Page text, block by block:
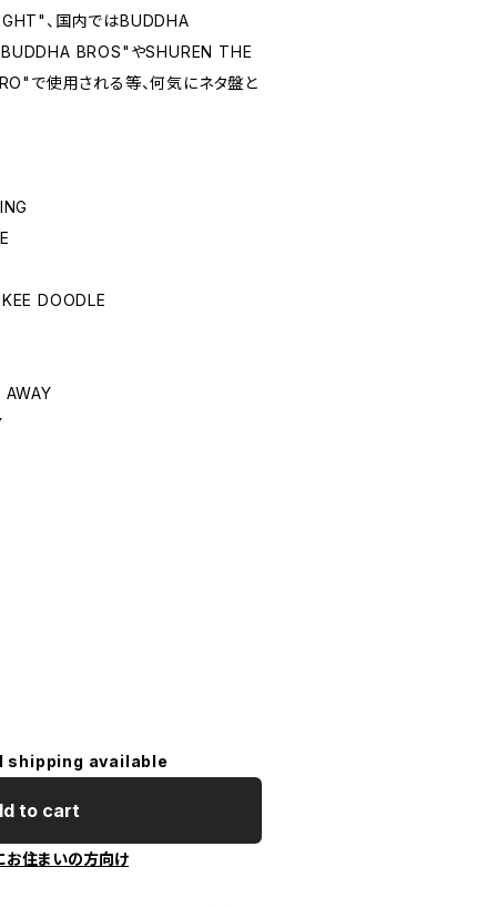
、国内ではBUDDHA
BROS"やSHUREN THE
で使用される等、何気にネタ盤と
DOODLE
shipping available
to cart
お住まいの方向け